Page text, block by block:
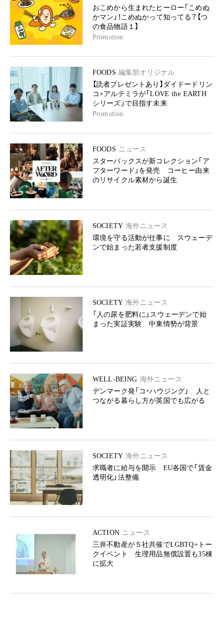
おこめから生まれたヒーロー「こめぬ
かマン」！こめぬかって知ってる？【つ
の食品物語１】
Promotion
FOODS 編集部オリジナル
【読者プレゼントあり】ダイドードリン
コ×アルテミラが「LOVE the EARTH
シリーズ」で目指す未来
Promotion
FOODS ニュース
スターバックスが新コレクション「ア
フターワード」を発売 コーヒー由来
のリサイクル素材から誕生
SOCIETY 海外ニュース
環境を守る活動が仕事に スウェーデ
ンで始まった若者支援制度
SOCIETY 海外ニュース
「人の尿を肥料に」スウェーデンで始
まった実証実験 中東情勢が背景
WELL-BEING 海外ニュース
デンマーク発「コ・ハウジング」 人と
つながる暮らし方が英国でも広がる
SOCIETY 海外ニュース
求職者に給与を開示 EU各国で「賃金
透明化」法整備
ACTION ニュース
三井不動産が５社共催でLGBTQ+トー
クイベント 生理用品無償設置も35棟
に拡大